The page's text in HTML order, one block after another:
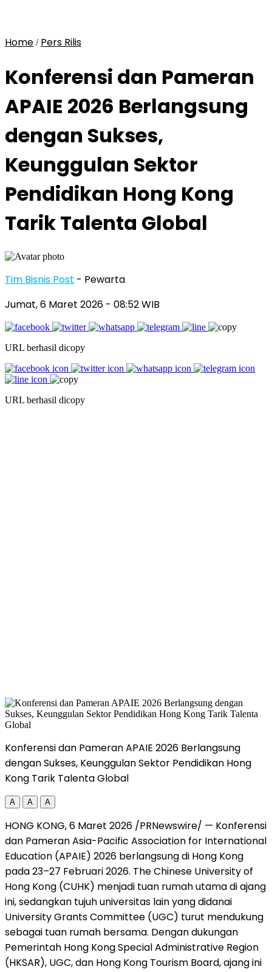
Home / Pers Rilis
Konferensi dan Pameran
APAIE 2026 Berlangsung
dengan Sukses,
Keunggulan Sektor
Pendidikan Hong Kong
Tarik Talenta Global
Tim Bisnis Post - Pewarta
Jumat, 6 Maret 2026 - 08:52 WIB
URL berhasil dicopy
URL berhasil dicopy
Konferensi dan Pameran APAIE 2026 Berlangsung
dengan Sukses, Keunggulan Sektor Pendidikan Hong
Kong Tarik Talenta Global
A A A
HONG KONG,6 Maret 2026 /PRNewswire/ — Konferensi
dan Pameran Asia-Pacific Association for International
Education (APAIE) 2026 berlangsung di Hong Kong
pada 23–27 Februari 2026. The Chinese University of
Hong Kong (CUHK) menjadi tuan rumah utama di ajang
ini, sedangkan tujuh universitas lain yang didanai
University Grants Committee (UGC) turut mendukung
sebagai tuan rumah bersama. Dengan dukungan
Pemerintah Hong Kong Special Administrative Region
(HKSAR), UGC, dan Hong Kong Tourism Board, ajang ini